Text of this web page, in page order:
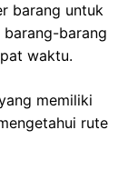
barang untuk
barang
waktu.
memiliki
rute